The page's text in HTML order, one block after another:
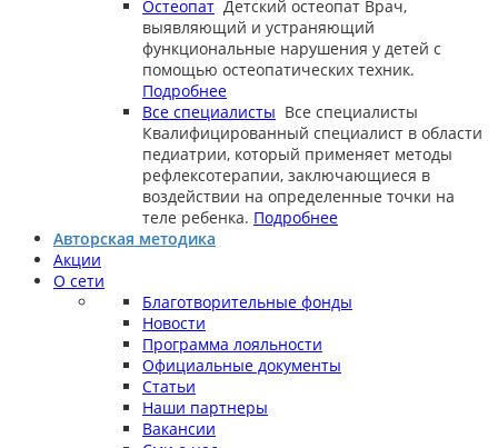
Остеопат Детский остеопат Врач,
выявляющий и устраняющий
функциональные нарушения у детей с
помощью остеопатических техник.
Подробнее
Все специалисты Все специалисты
Квалифицированный специалист в области
педиатрии, который применяет методы
рефлексотерапии, заключающиеся в
воздействии на определенные точки на
теле ребенка. Подробнее
Авторская методика
Акции
О сети
Благотворительные фонды
Новости
Программа лояльности
Официальные документы
Статьи
Наши партнеры
Вакансии